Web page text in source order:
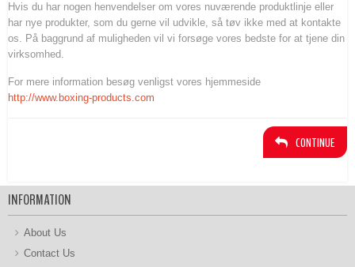
Hvis du har nogen henvendelser om vores nuværende produktlinje eller
har nye produkter, som du gerne vil udvikle, så tøv ikke med at kontakte
os. På baggrund af muligheden vil vi forsøge vores bedste for at tjene din
virksomhed.
For mere information besøg venligst vores hjemmeside
http://www.boxing-products.com
CONTINUE
INFORMATION
About Us
Contact Us